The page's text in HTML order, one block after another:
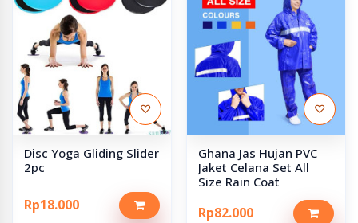
♡
Disc Yoga Gliding Slider
2pc
Rp18.000
♡
Ghana Jas Hujan PVC
Jaket Celana Set All
Size Rain Coat
Rp82.000